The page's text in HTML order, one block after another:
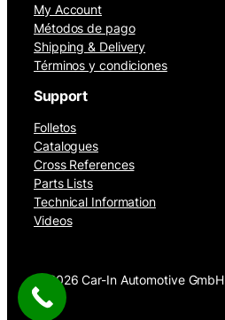
My Account
Métodos de pago
Shipping & Delivery
Términos y condiciones
Support
Folletos
Catalogues
Cross References
Parts Lists
Technical Information
Videos
© 2026 Car-In Automotive GmbH